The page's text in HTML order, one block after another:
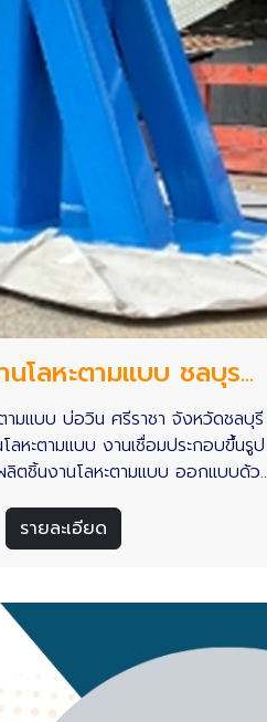
โลหะตามแบบ ชลบุร...
ามแบบ บ่อวิน ศรีราชา จังหวัดชลบุรี
หะตามแบบ งานเชื่อมประกอบขึ้นรูป
ชิ้นงานโลหะตามแบบ ออกแบบด้ว
บมาตรฐาน มอก. รับผลิตชิ้นงานโลหะ
ริญ กรุ๊ป เอ็นจิเนียริ่ง แอนด์ ซัพพล
ลบุรี รวมถึงในพื้นที่เขตอุตสาหกรรม
ะเทศไทย อ่านเพิ่มเติม
รายละเอียด